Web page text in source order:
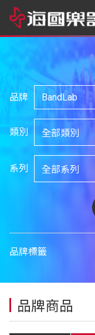
品牌
類別
系列
品牌標籤
品牌商品